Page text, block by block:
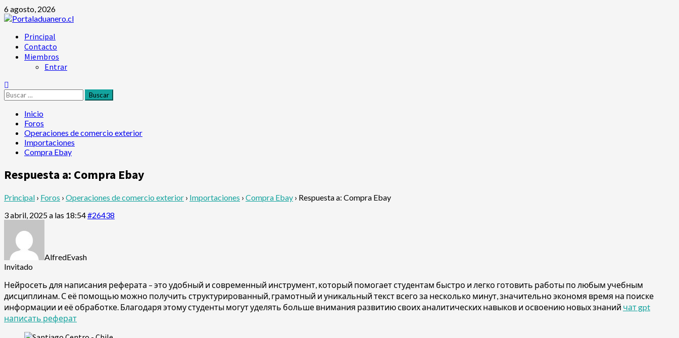
Saltar
al
6 agosto, 2026
Menú
principal
Principal
Contacto
Miembros
Entrar
Buscar:
Inicio
Foros
Operaciones de comercio exterior
Importaciones
Compra Ebay
Respuesta a: Compra Ebay
Principal › Foros › Operaciones de comercio exterior › Importaciones › Compra Ebay › Respuesta a: Compra Ebay
3 abril, 2025 a las 18:54#26438
AlfredEvash
Invitado
Нейросеть для написания реферата – это удобный и современный инструмент, который помогает студентам быстро и легко готовить работы по любым учебным
дисциплинам. С её помощью можно получить структурированный, грамотный и уникальный текст всего за несколько минут, значительно экономя время на поиске
информации и её обработке. Благодаря этому студенты могут уделять больше внимания развитию своих аналитических навыков и освоению новых знаний чат gpt
написать реферат